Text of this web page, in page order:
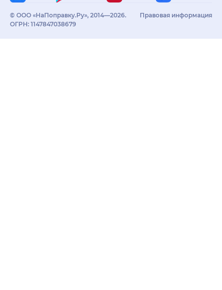
© ООО «НаПоправку.Ру», 2014—2026.
ОГРН: 1147847038679
Правовая информация